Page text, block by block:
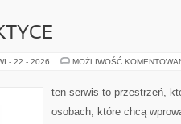
- 22 - 2026 MOŻLIWOŚĆ
ten serwis to przestrzeń,
osobach, które chcą